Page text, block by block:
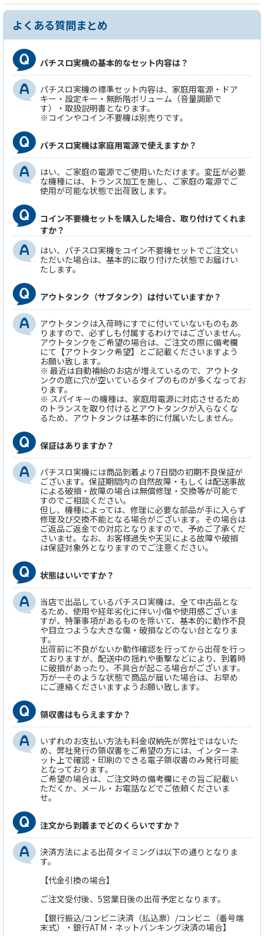
よくある質問まとめ
パチスロ実機の基本的なセット内容は？
パチスロ実機の標準セット内容は、家庭用電源・ドア
キー・設定キー・無断階ボリューム（音量調節で
す）・取扱説明書となります。
※コインやコイン不要機は別売りです。
パチスロ実機は家庭用電源で使えますか？
はい、ご家庭の電源でご使用いただけます。変圧が必要
な機種には、トランス加工を施し、ご家庭の電源でご
使用が可能な状態で出荷致します。
コイン不要機セットを購入した場合、取り付けてくれま
すか？
はい、パチスロ実機をコイン不要機セットでご注文い
ただいた場合は、基本的に取り付けた状態でお届けい
たします。
アウトタンク（サブタンク）は付いていますか？
アウトタンクは入荷時にすでに付いていないものもあ
りますので、必ずしも付属するわけではございません。
アウトタンクをご希望の場合は、ご注文の際に備考欄
にて【アウトタンク希望】とご記載くださいますよう
お願い致します。
※ 最近は自動補給のお店が増えているので、アウトタ
ンクの底に穴が空いているタイプのものが多くなってお
ります。
※ スパイキーの機種は、家庭用電源に対応させるため
のトランスを取り付けるとアウトタンクが入らなくな
るため、アウトタンクは基本的に付属いたしません。
保証はありますか？
パチスロ実機には商品到着より7日間の初期不良保証が
ございます。保証期間内の自然故障・もしくは配送事故
による破損・故障の場合は無償修理・交換等が可能で
すのでご相談ください。
但し、機種によっては、修理に必要な部品が手に入らず
修理及び交換不能となる場合がございます。その場合は
ご返品ご返金での対応となりますので、予めご了承くだ
さいませ。なお、お客様過失や天災による故障や破損
は保証対象外となりますのでご注意ください。
状態はいいですか？
当店で出品しているパチスロ実機は、全て中古品とな
るため、使用や経年劣化に伴い小傷や使用感ございま
すが、特筆事項があるものを除いて、基本的に動作不良
や目立つような大きな傷・破損などのない台となりま
す。
出荷前に不良がないか動作確認を行ってから出荷を行っ
ておりますが、配送中の揺れや衝撃などにより、到着時
に破損があったり、不具合が起こる場合がございます。
万が一そのような状態で商品が届いた場合は、お早め
にご連絡くださいますようお願い致します。
領収書はもらえますか？
いずれのお支払い方法も料金収納先が弊社ではないた
め、弊社発行の領収書をご希望の方には、インターネ
ット上で確認・印刷のできる電子領収書のみ発行可能
となっております。
ご希望の場合は、ご注文時の備考欄にその旨ご記載い
ただくか、メール・お電話などでご依頼くださいま
せ。
注文から到着までどのくらいですか？
決済方法による出荷タイミングは以下の通りとなりま
す。
【代金引換の場合】
ご注文受付後、5営業日後の出荷予定となります。
【銀行振込/コンビニ決済（払込票）/コンビニ（番号端
末式）・銀行ATM・ネットバンキング決済の場合】